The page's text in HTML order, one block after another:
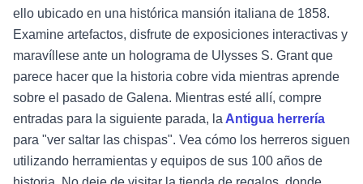
ello ubicado en una histórica mansión italiana de 1858.
Examine artefactos, disfrute de exposiciones interactivas y
maravíllese ante un holograma de Ulysses S. Grant que
parece hacer que la historia cobre vida mientras aprende
sobre el pasado de Galena. Mientras esté allí, compre
entradas para la siguiente parada, la Antigua herrería
para "ver saltar las chispas". Vea cómo los herreros siguen
utilizando herramientas y equipos de sus 100 años de